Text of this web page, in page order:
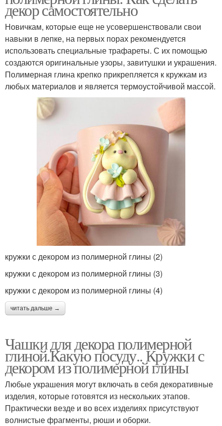
декор самостоятельно
Новичкам, которые еще не усовершенствовали свои
навыки в лепке, на первых порах рекомендуется
использовать специальные трафареты. С их помощью
создаются оригинальные узоры, завитушки и украшения.
Полимерная глина крепко прикрепляется к кружкам из
любых материалов и является термоустойчивой массой.
кружки с декором из полимерной глины (2)
кружки с декором из полимерной глины (3)
кружки с декором из полимерной глины (4)
читать дальше →
Чашки для декора полимерной
глиной.Какую посуду.. Кружки с
декором из полимерной глины
Любые украшения могут включать в себя декоративные
изделия, которые готовятся из нескольких этапов.
Практически везде и во всех изделиях присутствуют
волнистые фрагменты, рюши и оборки.